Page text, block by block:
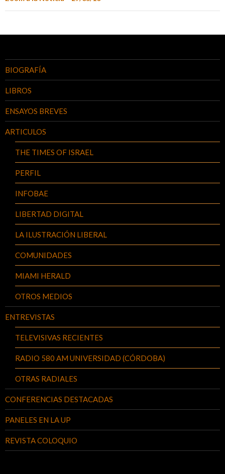
BIOGRAFÍA
LIBROS
ENSAYOS BREVES
ARTICULOS
THE TIMES OF ISRAEL
PERFIL
INFOBAE
LIBERTAD DIGITAL
LA ILUSTRACIÓN LIBERAL
COMUNIDADES
MIAMI HERALD
OTROS MEDIOS
ENTREVISTAS
TELEVISIVAS RECIENTES
RADIO 580 AM UNIVERSIDAD (CÓRDOBA)
OTRAS RADIALES
CONFERENCIAS DESTACADAS
PANELES EN LA UP
REVISTA COLOQUIO